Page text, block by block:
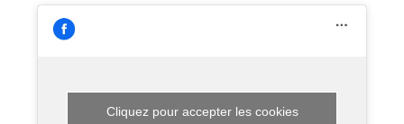
Cliquez pour accepter les cookies